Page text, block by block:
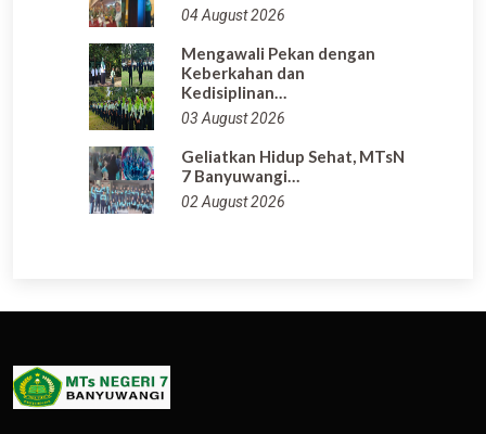
04 August 2026
Mengawali Pekan dengan
Keberkahan dan
Kedisiplinan…
03 August 2026
Geliatkan Hidup Sehat, MTsN
7 Banyuwangi…
02 August 2026